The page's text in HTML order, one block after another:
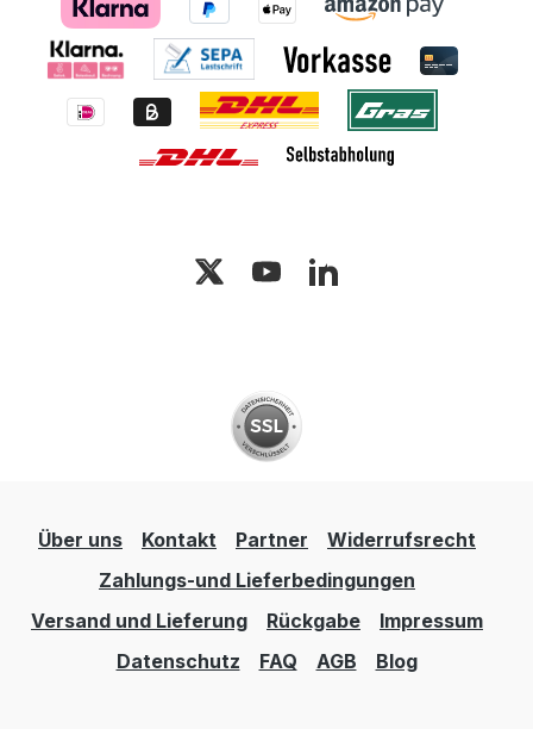
Über uns Kontakt Partner
Widerrufsrecht
Zahlungs-und Lieferbedingungen
Versand und Lieferung
Rückgabe
Impressum
Datenschutz
FAQ AGB Blog